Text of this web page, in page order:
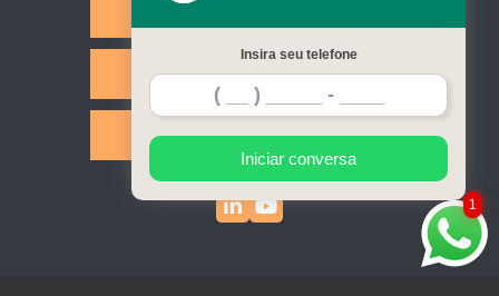
Contato
Mapa do site
1
Insira seu telefone
Iniciar conversa